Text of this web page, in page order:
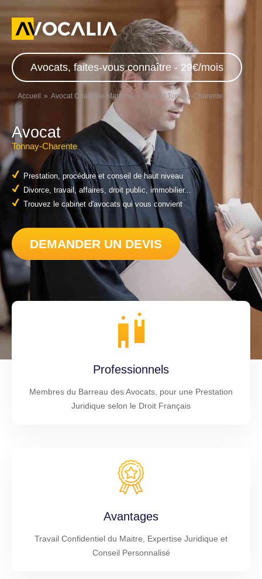
Avocats, faites-vous connaître - 29€/mois
Accueil Avocat Charente-Maritime Avocat Tonnay-Charente
Avocat
Tonnay-Charente
Prestation, procédure et conseil de haut niveau
Divorce, travail, affaires, droit public, immobilier...
Trouvez le cabinet d'avocats qui vous convient
DEMANDER UN DEVIS
Professionnels
Membres du Barreau des Avocats, pour une Prestation
Juridique selon le Droit Français
Avantages
Travail Confidentiel du Maitre, Expertise Juridique et
Conseil Personnalisé